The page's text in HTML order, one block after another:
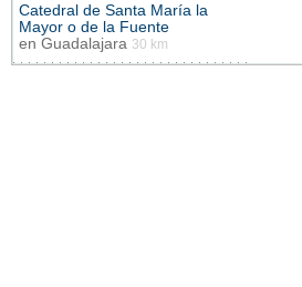
Catedral de Santa María la
Mayor o de la Fuente
en Guadalajara 30 km